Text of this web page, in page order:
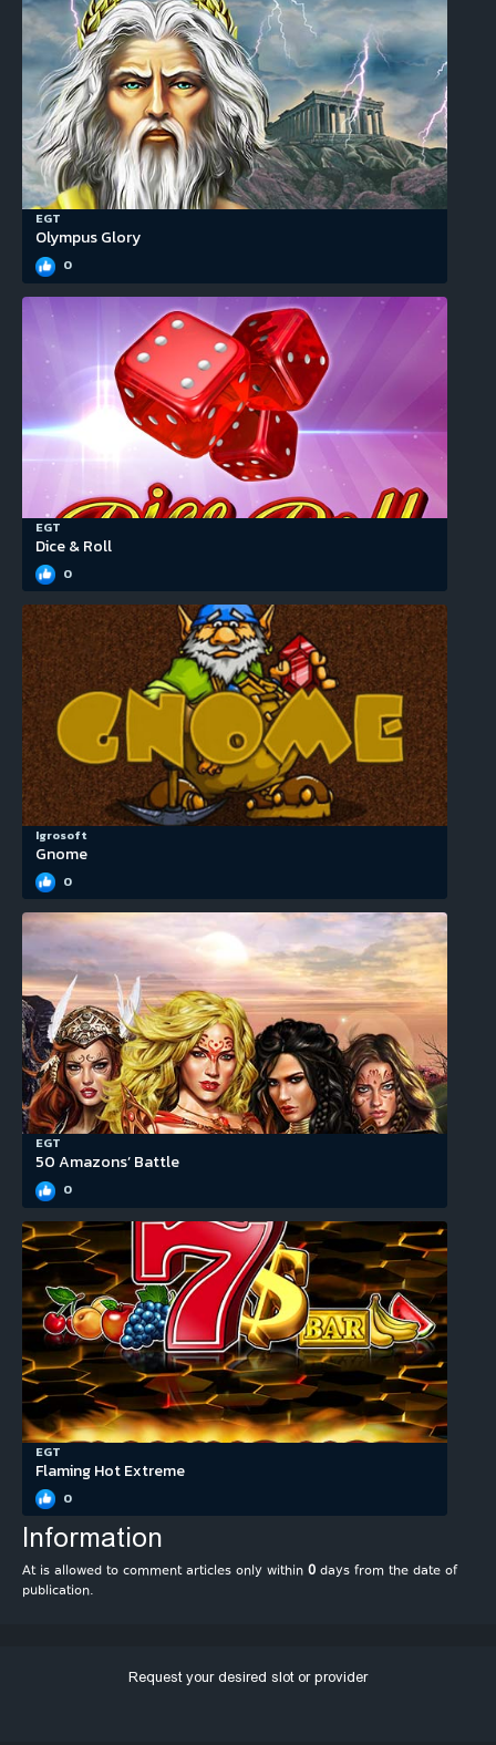
EGT
Olympus Glory
0
EGT
Dice & Roll
0
Igrosoft
Gnome
0
EGT
50 Amazons’ Battle
0
EGT
Flaming Hot Extreme
0
Information
At is allowed to comment articles only within 0 days from the date of
publication.
Request your desired slot or provider